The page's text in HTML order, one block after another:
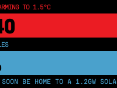
TO 1.5°C
BE HOME TO A 1.2GW